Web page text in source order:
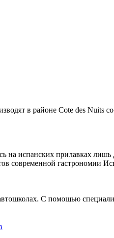
в районе Cote des Nuits
испанских прилавках
современной гастрономии
С помощью